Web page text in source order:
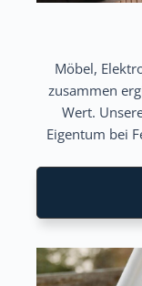
Möbel,
zusammen
Wert.
Eigentum bei